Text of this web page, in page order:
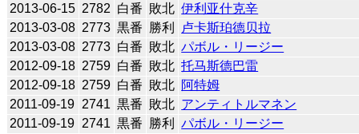
2013-06-15 2782 白番 敗北 伊利亚什克辛
2013-03-08 2773 黒番 勝利
卢卡斯珀德贝拉
2013-03-08 2773 白番 敗北 パボル・リージー
2012-09-18 2759 白番 敗北 托马斯德巴雷
2012-09-18 2759 白番 敗北 阿特姆
2011-09-19 2741 黒番 敗北 アンティトルマネン
2011-09-19 2741 黒番 勝利
パボル・リージー